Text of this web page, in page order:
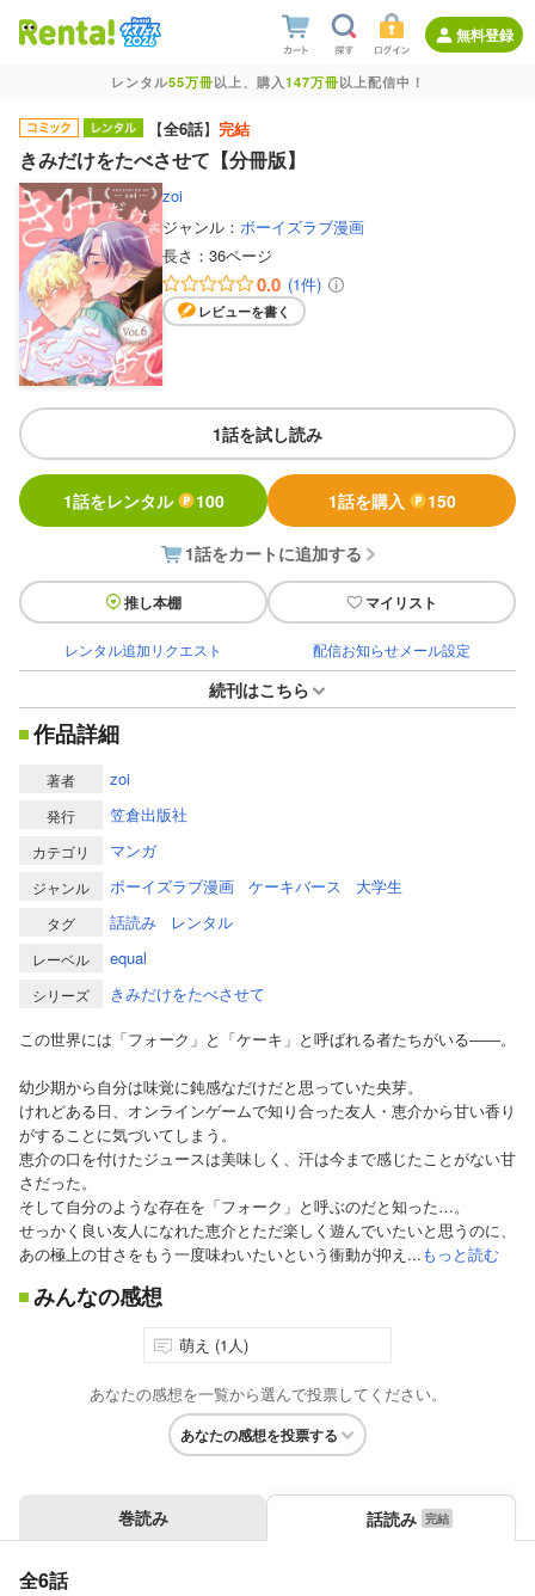
無料登録
レンタル55万冊以上、購入147万冊以上配信中！
【全6話】 完結
きみだけをたべさせて【分冊版】
zoi
ジャンル： ボーイズラブ漫画
長さ： 36ページ
0.0 (1件)
レビューを書く
1話を試し読み
1話をレンタル 100 1話を購入 150
1話をカートに追加する
推し本棚 マイリスト
レンタル追加リクエスト 配信お知らせメール設定
続刊はこちら
作品詳細
著者 zoi
発行 笠倉出版社
カテゴリ マンガ
ジャンル ボーイズラブ漫画 ケーキバース 大学生
タグ 話読み レンタル
レーベル equal
シリーズ
きみだけをたべさせて
この世界には「フォーク」と「ケーキ」と呼ばれる者たちがいる――。
幼少期から自分は味覚に鈍感なだけだと思っていた央芽。
けれどある日、オンラインゲームで知り合った友人・恵介から甘い香り
がすることに気づいてしまう。
恵介の口を付けたジュースは美味しく、汗は今まで感じたことがない甘
さだった。
そして自分のような存在を「フォーク」と呼ぶのだと知った…。
せっかく良い友人になれた恵介とただ楽しく遊んでいたいと思うのに、
あの極上の甘さをもう一度味わいたいという衝動が抑え...もっと読む
みんなの感想
萌え (1人)
あなたの感想を一覧から選んで投票してください。
あなたの感想を投票する
巻読み 話読み
全6話